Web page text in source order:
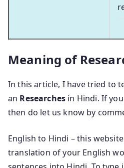
Meaning of
In this article, I have tried to
an Researches in Hindi. If
then do let us know by
English to Hindi – this
translation of your English